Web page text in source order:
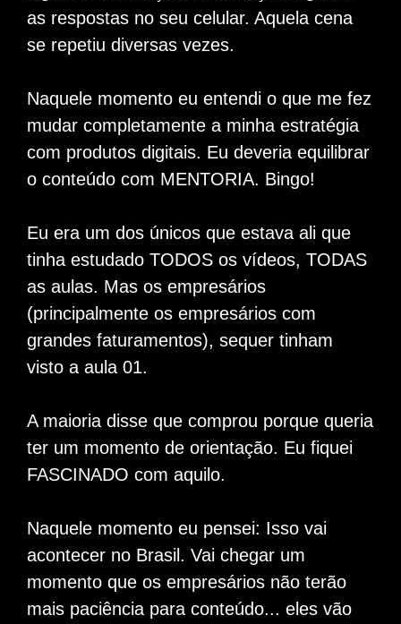
as respostas no seu celular. Aquela cena
se repetiu diversas vezes.
Naquele momento eu entendi o que me fez
mudar completamente a minha estratégia
com produtos digitais. Eu deveria equilibrar
o conteúdo com MENTORIA. Bingo!
Eu era um dos únicos que estava ali que
tinha estudado TODOS os vídeos, TODAS
as aulas. Mas os empresários
(principalmente os empresários com
grandes faturamentos), sequer tinham
visto a aula 01.
A maioria disse que comprou porque queria
ter um momento de orientação. Eu fiquei
FASCINADO com aquilo.
Naquele momento eu pensei: Isso vai
acontecer no Brasil. Vai chegar um
momento que os empresários não terão
mais paciência para conteúdo... eles vão